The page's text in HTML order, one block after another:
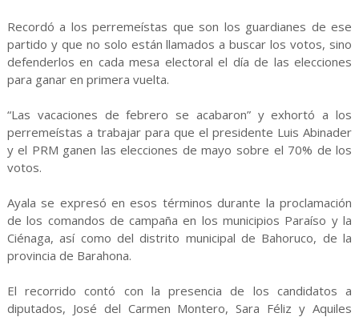
Recordó a los perremeístas que son los guardianes de ese
partido y que no solo están llamados a buscar los votos, sino
defenderlos en cada mesa electoral el día de las elecciones
para ganar en primera vuelta.
“Las vacaciones de febrero se acabaron” y exhortó a los
perremeístas a trabajar para que el presidente Luis Abinader
y el PRM ganen las elecciones de mayo sobre el 70% de los
votos.
Ayala se expresó en esos términos durante la proclamación
de los comandos de campaña en los municipios Paraíso y la
Ciénaga, así como del distrito municipal de Bahoruco, de la
provincia de Barahona.
El recorrido contó con la presencia de los candidatos a
diputados, José del Carmen Montero, Sara Féliz y Aquiles